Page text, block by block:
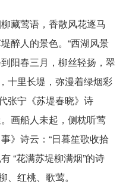
藏莺语，香散风花逐马
醉人的景色。“西湖风景
阳春三月，柳丝轻扬，翠
十里长堤，弥漫着绿烟彩
张宁《苏堤春晓》诗
画船人未起，侧枕听莺
》诗云：“日暮笙歌收拾
“花满苏堤柳满烟”的诗
红桃、歌莺。